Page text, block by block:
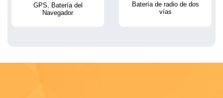
GPS, Batería del
Navegador
Batería de radio de dos
vías